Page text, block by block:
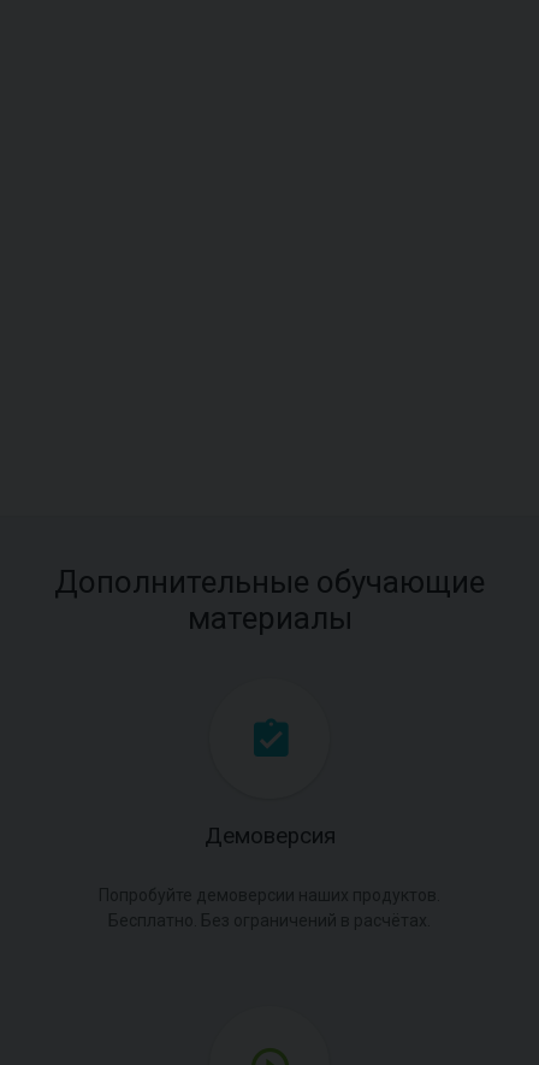
Дополнительные обучающие
материалы
Демоверсия